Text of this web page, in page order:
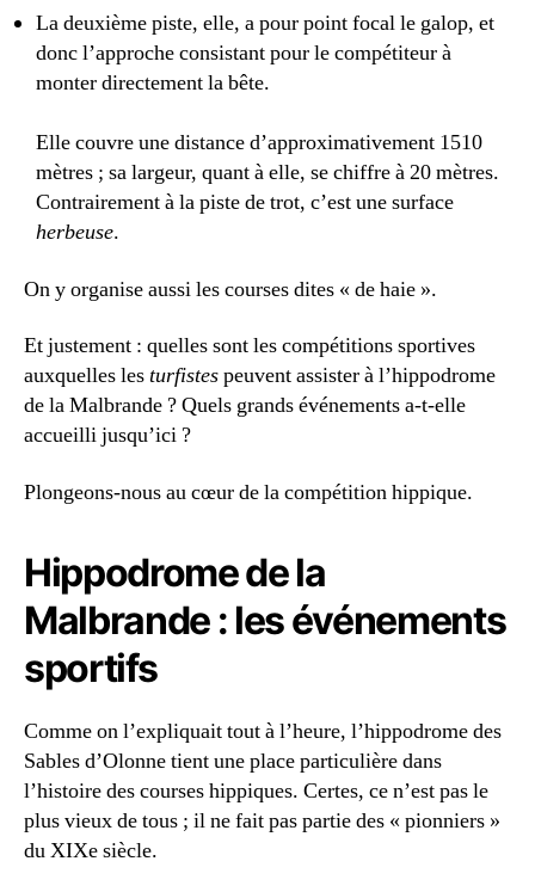
La deuxième piste, elle, a pour point focal le galop, et
donc l’approche consistant pour le compétiteur à
monter directement la bête.
Elle couvre une distance d’approximativement 1510
mètres ; sa largeur, quant à elle, se chiffre à 20 mètres.
Contrairement à la piste de trot, c’est une surface
herbeuse.
On y organise aussi les courses dites « de haie ».
Et justement : quelles sont les compétitions sportives
auxquelles lesturfistespeuvent assister à l’hippodrome
de la Malbrande ? Quels grands événements a-t-elle
accueilli jusqu’ici ?
Plongeons-nous au cœur de la compétition hippique.
Hippodrome de la
Malbrande : les événements
sportifs
Comme on l’expliquait tout à l’heure, l’hippodrome des
Sables d’Olonne tient une place particulière dans
l’histoire des courses hippiques. Certes, ce n’est pas le
plus vieux de tous ; il ne fait pas partie des « pionniers »
du XIXe siècle.